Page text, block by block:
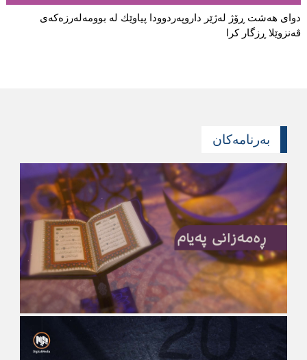
دوای هەشت ڕۆژ لەژێر داروپەردوودا پیاوێك لە بوومەلەرزەكەی
ڤەنزوێلا ڕزگار كرا
بەرنامەکان